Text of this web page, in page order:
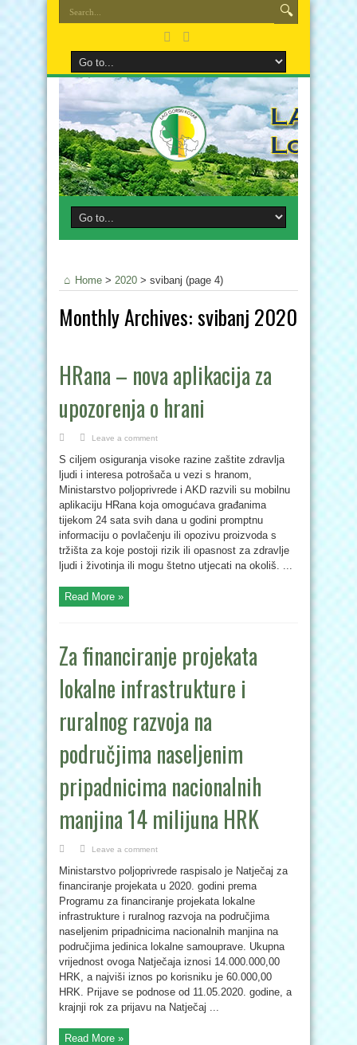
Home > 2020 > svibanj (page 4)
Monthly Archives:svibanj 2020
HRana – nova aplikacija za
upozorenja o hrani
Leave a comment
S ciljem osiguranja visoke razine zaštite zdravlja
ljudi i interesa potrošača u vezi s hranom,
Ministarstvo poljoprivrede i AKD razvili su mobilnu
aplikaciju HRana koja omogućava građanima
tijekom 24 sata svih dana u godini promptnu
informaciju o povlačenju ili opozivu proizvoda s
tržišta za koje postoji rizik ili opasnost za zdravlje
ljudi i životinja ili mogu štetno utjecati na okoliš. ...
Read More »
Za financiranje projekata
lokalne infrastrukture i
ruralnog razvoja na
područjima naseljenim
pripadnicima nacionalnih
manjina 14 milijuna HRK
Leave a comment
Ministarstvo poljoprivrede raspisalo je Natječaj za
financiranje projekata u 2020. godini prema
Programu za financiranje projekata lokalne
infrastrukture i ruralnog razvoja na područjima
naseljenim pripadnicima nacionalnih manjina na
područjima jedinica lokalne samouprave. Ukupna
vrijednost ovoga Natječaja iznosi 14.000.000,00
HRK, a najviši iznos po korisniku je 60.000,00
HRK. Prijave se podnose od 11.05.2020. godine, a
krajnji rok za prijavu na Natječaj ...
Read More »